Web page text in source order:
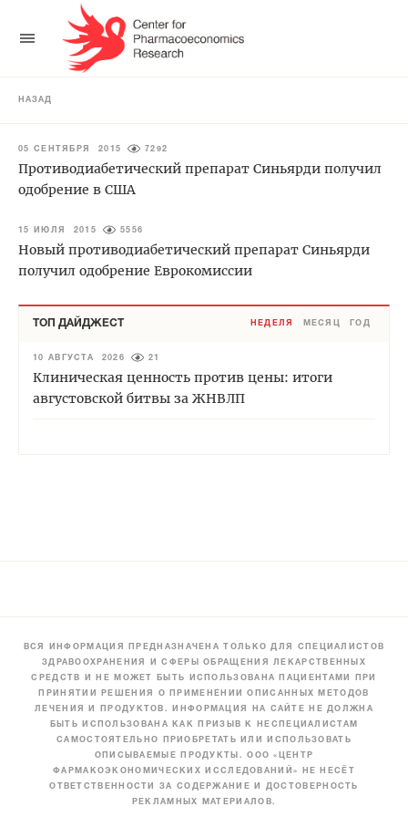
НАЗАД
05 СЕНТЯБРЯ 2015 7292
Противодиабетический препарат Синьярди получил
одобрение в США
15 ИЮЛЯ 2015 5556
Новый противодиабетический препарат Синьярди
получил одобрение Еврокомиссии
ТОП ДАЙДЖЕСТ НЕДЕЛЯ МЕСЯЦ ГОД
10 АВГУСТА 2026 21
Клиническая ценность против цены: итоги
августовской битвы за ЖНВЛП
ВСЯ ИНФОРМАЦИЯ ПРЕДНАЗНАЧЕНА ТОЛЬКО ДЛЯ СПЕЦИАЛИСТОВ
ЗДРАВООХРАНЕНИЯ И СФЕРЫ ОБРАЩЕНИЯ ЛЕКАРСТВЕННЫХ
СРЕДСТВ И НЕ МОЖЕТ БЫТЬ ИСПОЛЬЗОВАНА ПАЦИЕНТАМИ ПРИ
ПРИНЯТИИ РЕШЕНИЯ О ПРИМЕНЕНИИ ОПИСАННЫХ МЕТОДОВ
ЛЕЧЕНИЯ И ПРОДУКТОВ. ИНФОРМАЦИЯ НА САЙТЕ НЕ ДОЛЖНА
БЫТЬ ИСПОЛЬЗОВАНА КАК ПРИЗЫВ К НЕСПЕЦИАЛИСТАМ
САМОСТОЯТЕЛЬНО ПРИОБРЕТАТЬ ИЛИ ИСПОЛЬЗОВАТЬ
ОПИСЫВАЕМЫЕ ПРОДУКТЫ. ООО «ЦЕНТР
ФАРМАКОЭКОНОМИЧЕСКИХ ИССЛЕДОВАНИЙ» НЕ НЕСЁТ
ОТВЕТСТВЕННОСТИ ЗА СОДЕРЖАНИЕ И ДОСТОВЕРНОСТЬ
РЕКЛАМНЫХ МАТЕРИАЛОВ.